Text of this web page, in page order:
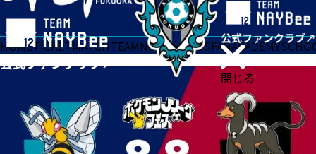
閉じる
HOMETICKETMATCHTEAMNEWSGOODSFANACADEMY